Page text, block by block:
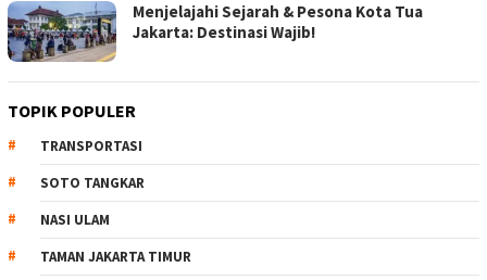
Menjelajahi Sejarah & Pesona Kota Tua
Jakarta: Destinasi Wajib!
TOPIK POPULER
TRANSPORTASI
SOTO TANGKAR
NASI ULAM
TAMAN JAKARTA TIMUR